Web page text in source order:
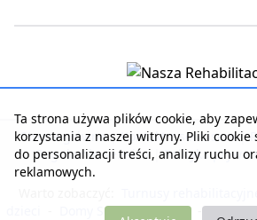
Strona główna | Kontakt z serwisem |
Regulamin serwisu | Polityka
Domy Seniora i Opieki - Noclegi
Ta strona używa plików cookie, aby
korzystania z naszej witryny. Pliki cookie
do personalizacji treści, analizy ruchu
reklamowych.